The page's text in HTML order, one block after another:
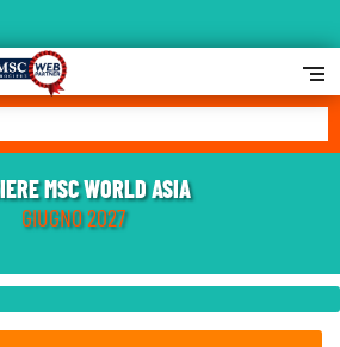
MSC WORLD ASIA
GIUGNO 2027
segment